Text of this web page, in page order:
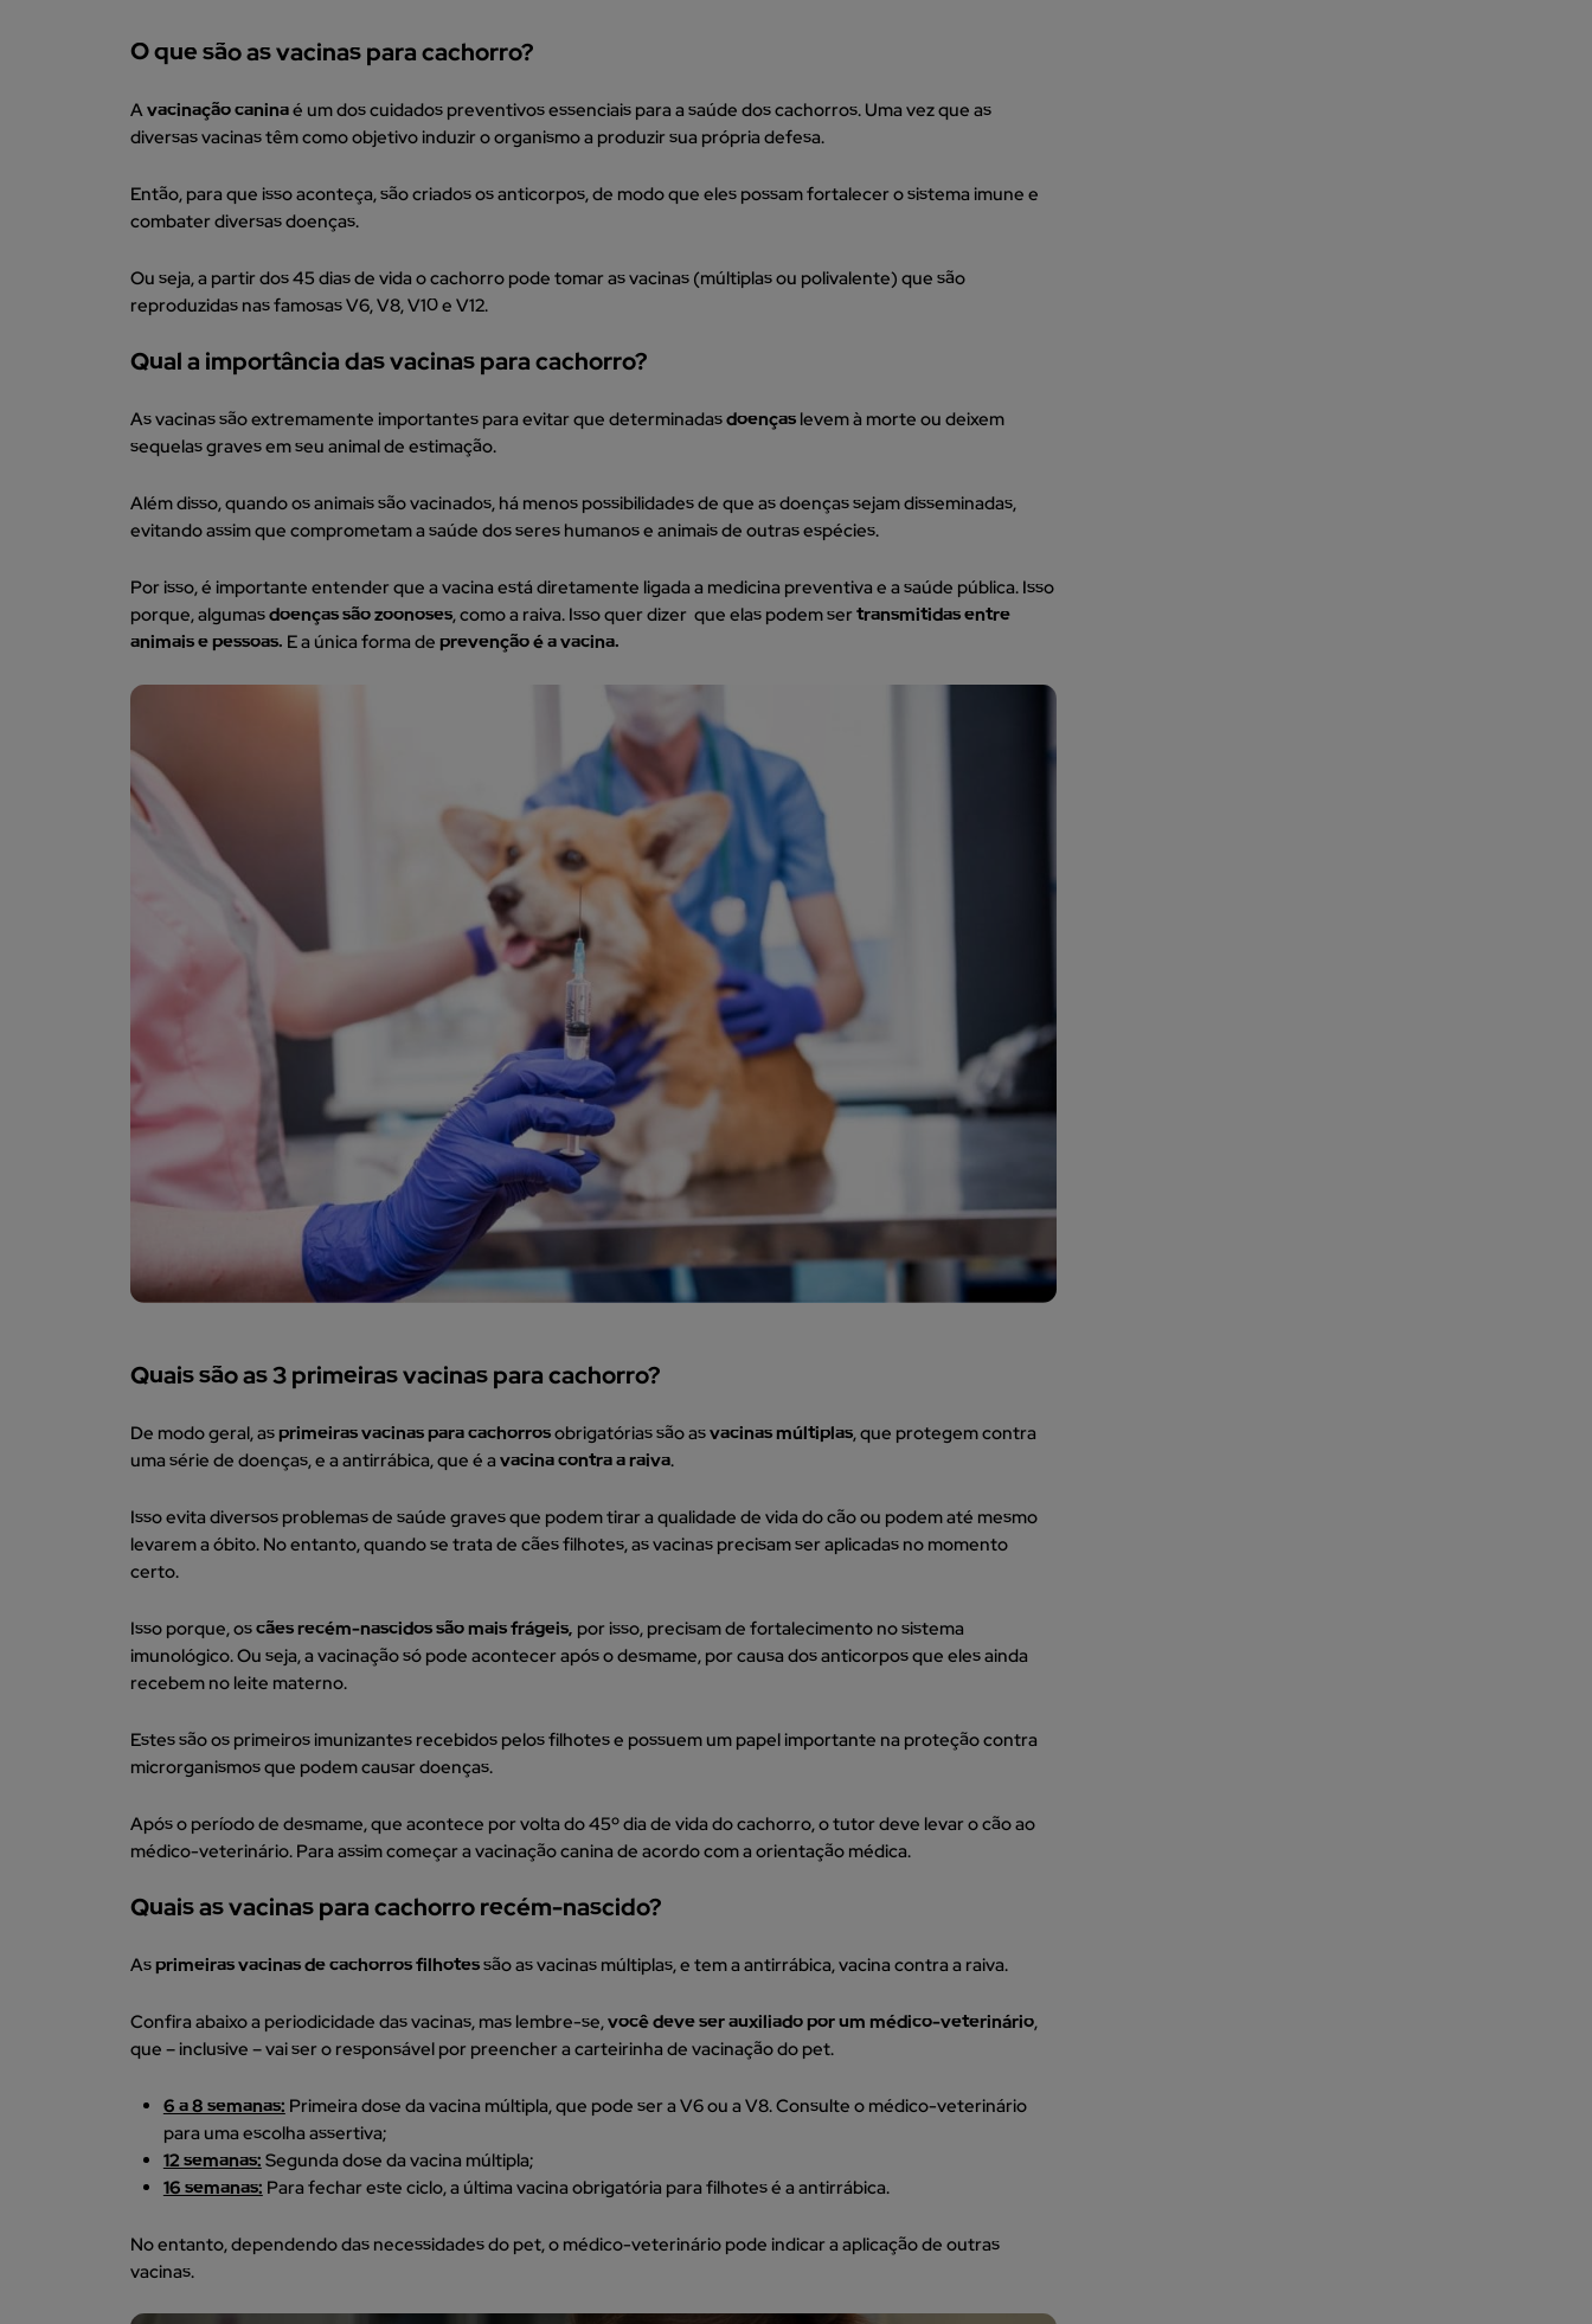
O que são as vacinas para cachorro?
Avacinação caninaé um dos cuidados preventivos essenciais para a saúde dos cachorros. Uma vez que as
diversas vacinas têm como objetivo induzir o organismo a produzir sua própria defesa.
Então, para que isso aconteça, são criados os anticorpos, de modo que eles possam fortalecer o sistema imune e
combater diversas doenças.
Ou seja, a partir dos 45 dias de vida o cachorro pode tomar as vacinas (múltiplas ou polivalente) que são
reproduzidas nas famosas V6, V8, V10 e V12.
Qual a importância das vacinas para cachorro?
As vacinas são extremamente importantes para evitar que determinadasdoenças levem à morte ou deixem
sequelas graves em seu animal de estimação.
Além disso, quando os animais são vacinados, há menos possibilidades de que as doenças sejam disseminadas,
evitando assim que comprometam a saúde dos seres humanos e animais de outras espécies.
Por isso, é importante entender que a vacina está diretamente ligada a medicina preventiva e a saúde pública. Isso
porque, algumasdoenças são zoonoses, como a raiva. Isso quer dizer que elas podem ser transmitidas entre
animais e pessoas. E a única forma deprevenção é a vacina.
Quais são as 3 primeiras vacinas para cachorro?
De modo geral, asprimeiras vacinas para cachorrosobrigatórias são asvacinas múltiplas, que protegem contra
uma série de doenças, e a antirrábica, que é avacina contra a raiva.
Isso evita diversos problemas de saúde graves que podem tirar a qualidade de vida do cão ou podem até mesmo
levarem a óbito. No entanto, quando se trata de cães filhotes, as vacinas precisam ser aplicadas no momento
certo.
Isso porque, oscães recém-nascidos são mais frágeis, por isso, precisam de fortalecimento no sistema
imunológico. Ou seja, a vacinação só pode acontecer após o desmame, por causa dos anticorpos que eles ainda
recebem no leite materno.
Estes são os primeiros imunizantes recebidos pelos filhotes e possuem um papel importante na proteção contra
microrganismos que podem causar doenças.
Após o período de desmame, que acontece por volta do 45º dia de vida do cachorro, o tutor deve levar o cão ao
médico-veterinário. Para assim começar a vacinação canina de acordo com a orientação médica.
Quais as vacinas para cachorro recém-nascido?
Asprimeiras vacinas de cachorros filhotessão as vacinas múltiplas, e tem a antirrábica, vacina contra a raiva.
Confira abaixo a periodicidade das vacinas, mas lembre-se,você deve ser auxiliado por um médico-veterinário,
que – inclusive – vai ser o responsável por preencher a carteirinha de vacinação do pet.
6 a 8 semanas: Primeira dose da vacina múltipla, que pode ser a V6 ou a V8. Consulte o médico-veterinário
para uma escolha assertiva;
12 semanas: Segunda dose da vacina múltipla;
16 semanas: Para fechar este ciclo, a última vacina obrigatória para filhotes é a antirrábica.
No entanto, dependendo das necessidades do pet, o médico-veterinário pode indicar a aplicação de outras
vacinas.